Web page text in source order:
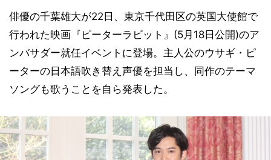
俳優の千葉雄大が22日、東京千代田区の英国大使館で
行われた映画『ピーターラビット』(5月18日公開)のア
ンバサダー就任イベントに登場。主人公のウサギ・ピ
ーターの日本語吹き替え声優を担当し、同作のテーマ
ソングも歌うことを自ら発表した。